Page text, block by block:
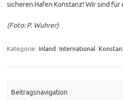
sicheren Hafen Konstanz! Wir sind für
(Foto: P. Wuhrer)
Kategorie: Inland International
Beitragsnavigation